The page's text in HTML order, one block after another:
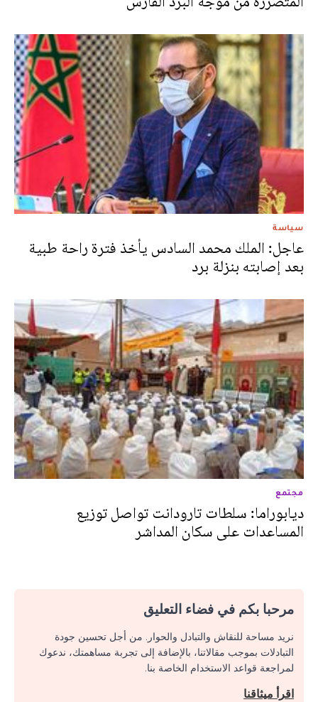
سياسة
عاجل: الملك محمد السادس يأخذ فترة راحة طبية
بعد إصابته بنزلة برد
مجتمع
ديابوراما: سلطات تارودانت تواصل توزيع
المساعدات على سكان المداشر
مرحبا بكم في فضاء التعليق
نريد مساحة للنقاش والتبادل والحوار. من أجل تحسين جودة
التبادلات بموجب مقالاتنا، بالإضافة إلى تجربة مساهمتك، ندعوك
لمراجعة قواعد الاستخدام الخاصة بنا.
اقرأ ميثاقنا